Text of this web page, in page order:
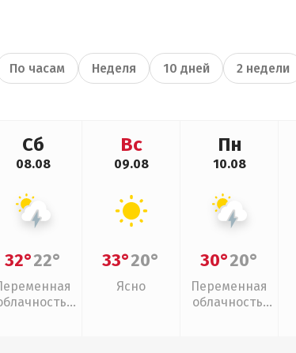
По часам Неделя 10 дней 2 недели
Сб
08.08
32°22°
Вс
09.08
33°20°
Ясно
Пн
10.08
30°20°
Переменная
облачность,